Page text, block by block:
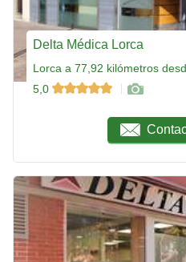
Delta Médica Lorca
Lorca a 77,92 kilómetros
5,0